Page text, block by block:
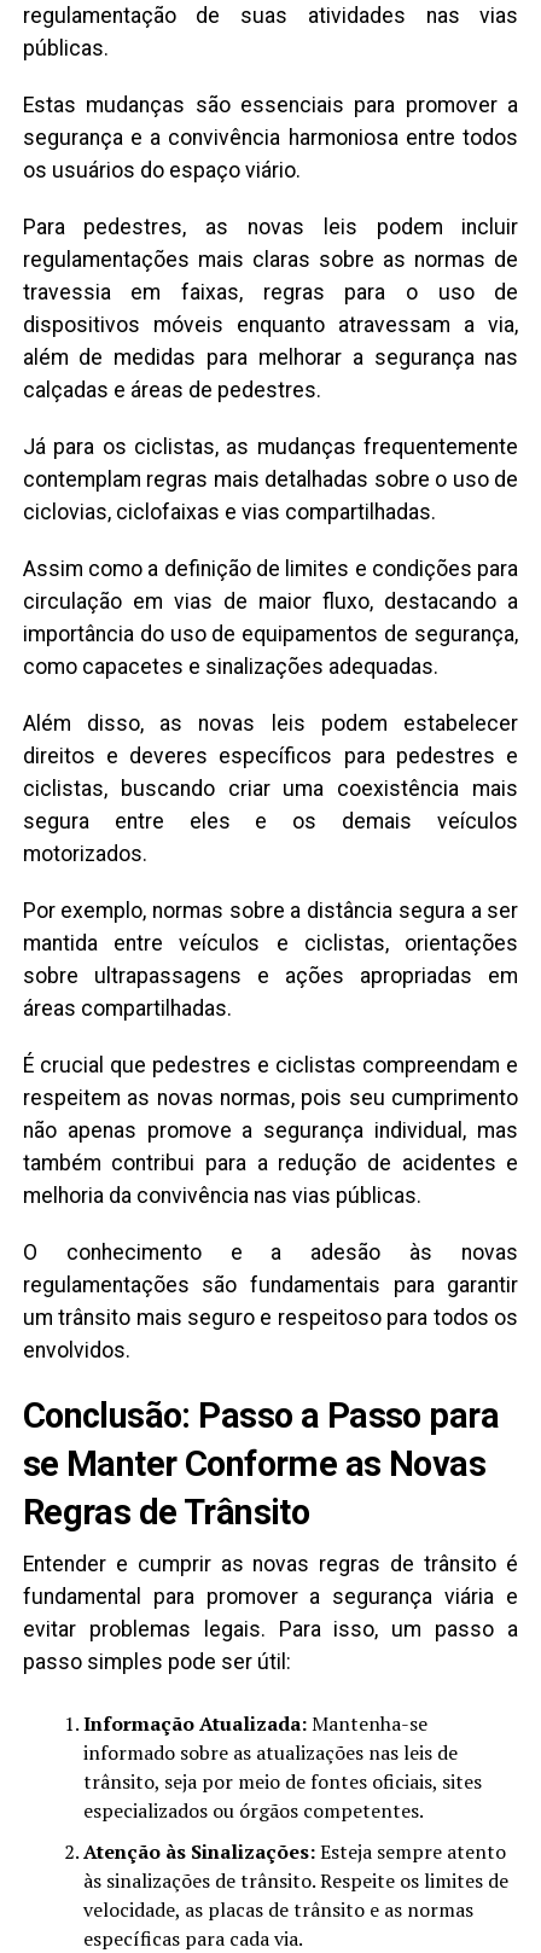
regulamentação de suas atividades nas vias
públicas.
Estas mudanças são essenciais para promover a
segurança e a convivência harmoniosa entre todos
os usuários do espaço viário.
Para pedestres, as novas leis podem incluir
regulamentações mais claras sobre as normas de
travessia em faixas, regras para o uso de
dispositivos móveis enquanto atravessam a via,
além de medidas para melhorar a segurança nas
calçadas e áreas de pedestres.
Já para os ciclistas, as mudanças frequentemente
contemplam regras mais detalhadas sobre o uso de
ciclovias, ciclofaixas e vias compartilhadas.
Assim como a definição de limites e condições para
circulação em vias de maior fluxo, destacando a
importância do uso de equipamentos de segurança,
como capacetes e sinalizações adequadas.
Além disso, as novas leis podem estabelecer
direitos e deveres específicos para pedestres e
ciclistas, buscando criar uma coexistência mais
segura entre eles e os demais veículos
motorizados.
Por exemplo, normas sobre a distância segura a ser
mantida entre veículos e ciclistas, orientações
sobre ultrapassagens e ações apropriadas em
áreas compartilhadas.
É crucial que pedestres e ciclistas compreendam e
respeitem as novas normas, pois seu cumprimento
não apenas promove a segurança individual, mas
também contribui para a redução de acidentes e
melhoria da convivência nas vias públicas.
O conhecimento e a adesão às novas
regulamentações são fundamentais para garantir
um trânsito mais seguro e respeitoso para todos os
envolvidos.
Conclusão: Passo a Passo para
se Manter Conforme as Novas
Regras de Trânsito
Entender e cumprir as novas regras de trânsito é
fundamental para promover a segurança viária e
evitar problemas legais. Para isso, um passo a
passo simples pode ser útil:
Informação Atualizada:Mantenha-se
informado sobre as atualizações nas leis de
trânsito, seja por meio de fontes oficiais, sites
especializados ou órgãos competentes.
Atenção às Sinalizações:Esteja sempre atento
às sinalizações de trânsito. Respeite os limites de
velocidade, as placas de trânsito e as normas
específicas para cada via.